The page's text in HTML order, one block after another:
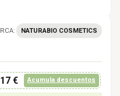
NATURABIO COSMETICS
€ Acumula descuentos